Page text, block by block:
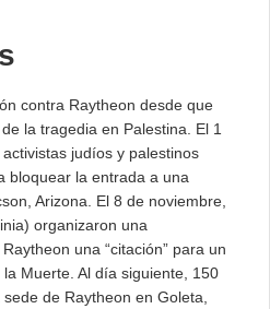
contra Raytheon desde que
la tragedia en Palestina. El 1
judíos y palestinos
bloquear la entrada a una
Arizona. El 8 de noviembre,
organizaron una
una “citación” para un
Muerte. Al día siguiente, 150
de Raytheon en Goleta,